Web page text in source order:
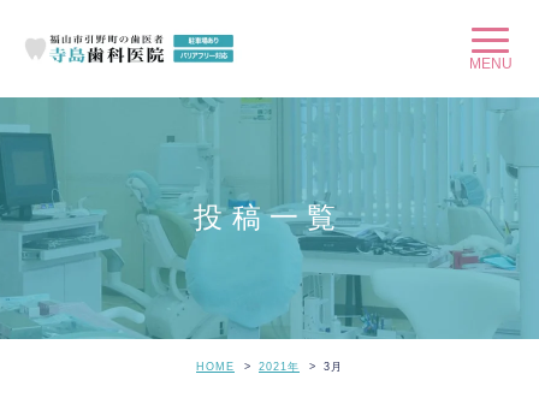
投稿一覧
HOME 2021年 3 月